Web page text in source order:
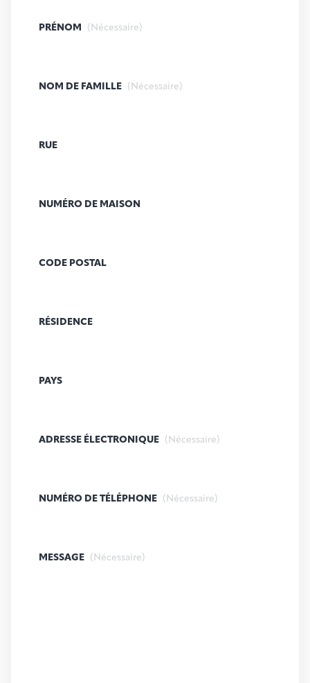
PRÉNOM (Nécessaire)
NOM DE FAMILLE (Nécessaire)
RUE
NUMÉRO DE MAISON
CODE POSTAL
RÉSIDENCE
PAYS
ADRESSE ÉLECTRONIQUE (Nécessaire)
NUMÉRO DE TÉLÉPHONE (Nécessaire)
MESSAGE (Nécessaire)